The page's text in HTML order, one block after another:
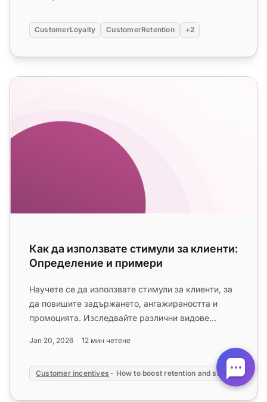
CustomerLoyalty CustomerRetention +2
Как да използвате стимули за клиенти: Определение и
Как да използвате стимули за клиенти:
Определение и примери
Научете се да използвате стимули за клиенти, за
да повишите задържането, ангажираността и
промоцията. Изследвайте различни видове
Jan 20, 2026 12 мин четене
Customer incentives - How to boost retention and sales